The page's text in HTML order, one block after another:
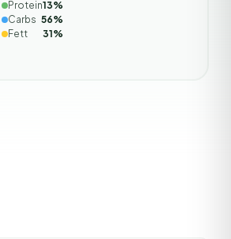
Protein13%
Carbs 56%
Fett
31%